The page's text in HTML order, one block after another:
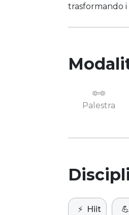
trasformando
Palestra
⚡️ Hiit 💪